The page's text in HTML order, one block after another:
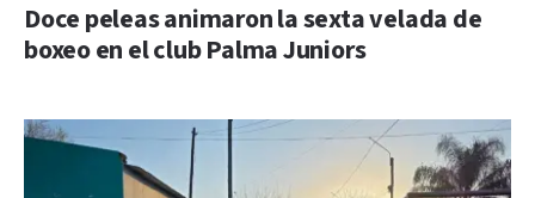
Doce peleas animaron la sexta velada de
boxeo en el club Palma Juniors